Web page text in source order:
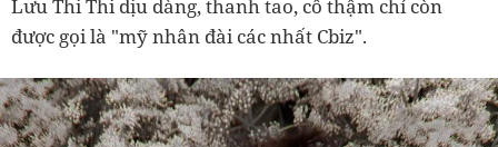
Lưu Thi Thi dịu dàng, thanh tao, cô thậm chí còn
được gọi là "mỹ nhân đài các nhất Cbiz".